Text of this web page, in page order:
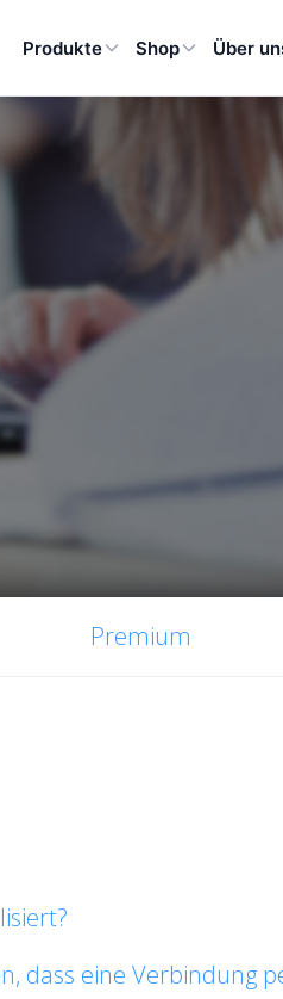
Produkte Shop Über
Premium
dass eine Verbindung